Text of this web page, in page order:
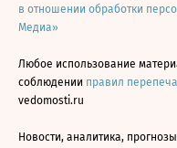
в отношении обработки
Медиа»
Любое использование
соблюдении правил
vedomosti.ru
Новости, аналитика,